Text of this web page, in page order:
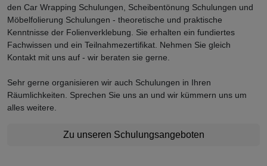
den Car Wrapping Schulungen, Scheibentönung Schulungen und
Möbelfolierung Schulungen - theoretische und praktische
Kenntnisse der Folienverklebung. Sie erhalten ein fundiertes
Fachwissen und ein Teilnahmezertifikat. Nehmen Sie gleich
Kontakt mit uns auf - wir beraten sie gerne.
Sehr gerne organisieren wir auch Schulungen in Ihren
Räumlichkeiten. Sprechen Sie uns an und wir kümmern uns um
alles weitere.
Zu unseren Schulungsangeboten